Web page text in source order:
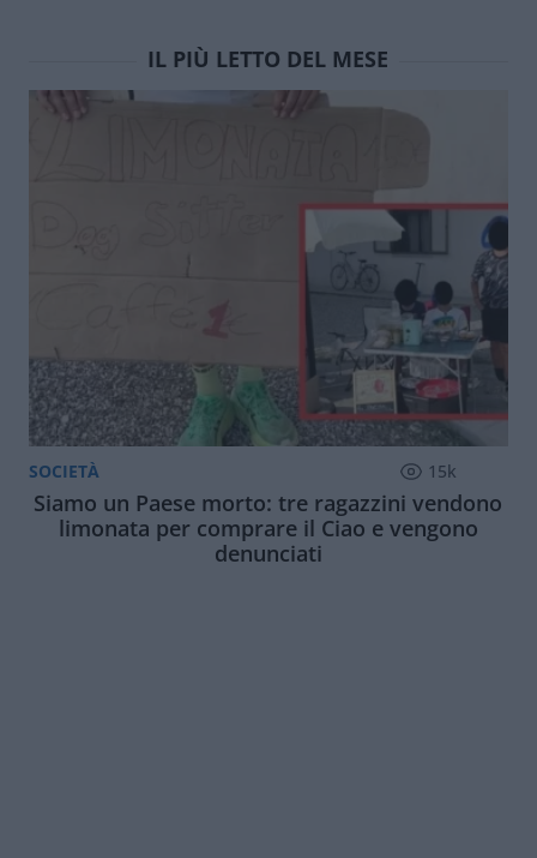
IL PIÙ LETTO DEL MESE
SOCIETÀ 15k
Siamo un Paese morto: tre ragazzini vendono
limonata per comprare il Ciao e vengono
denunciati